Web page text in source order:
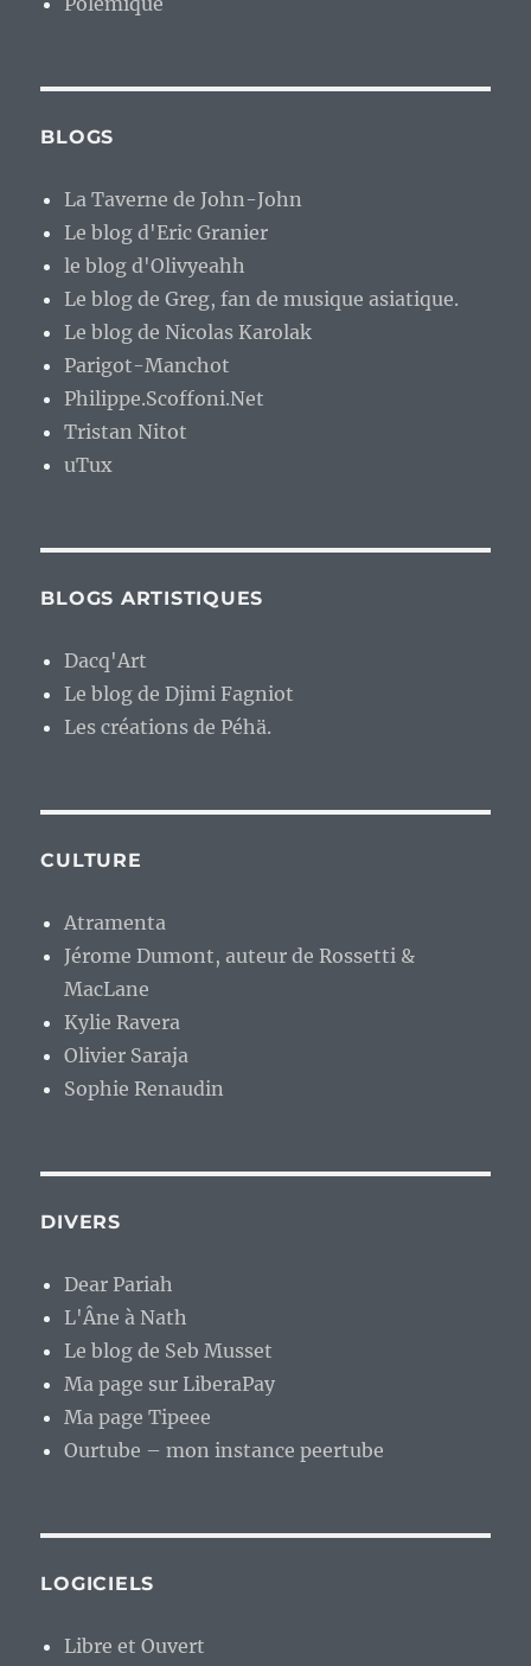
BLOGS
La Taverne de John-John
Le blog d'Eric Granier
le blog d'Olivyeahh
Le blog de Greg, fan de musique asiatique.
Le blog de Nicolas Karolak
Parigot-Manchot
Philippe.Scoffoni.Net
Tristan Nitot
uTux
BLOGS ARTISTIQUES
Dacq'Art
Le blog de Djimi Fagniot
Les créations de Péhä.
CULTURE
Atramenta
Jérome Dumont, auteur de Rossetti &
MacLane
Kylie Ravera
Olivier Saraja
Sophie Renaudin
DIVERS
Dear Pariah
L'Âne à Nath
Le blog de Seb Musset
Ma page sur LiberaPay
Ma page Tipeee
Ourtube – mon instance peertube
LOGICIELS
Libre et Ouvert